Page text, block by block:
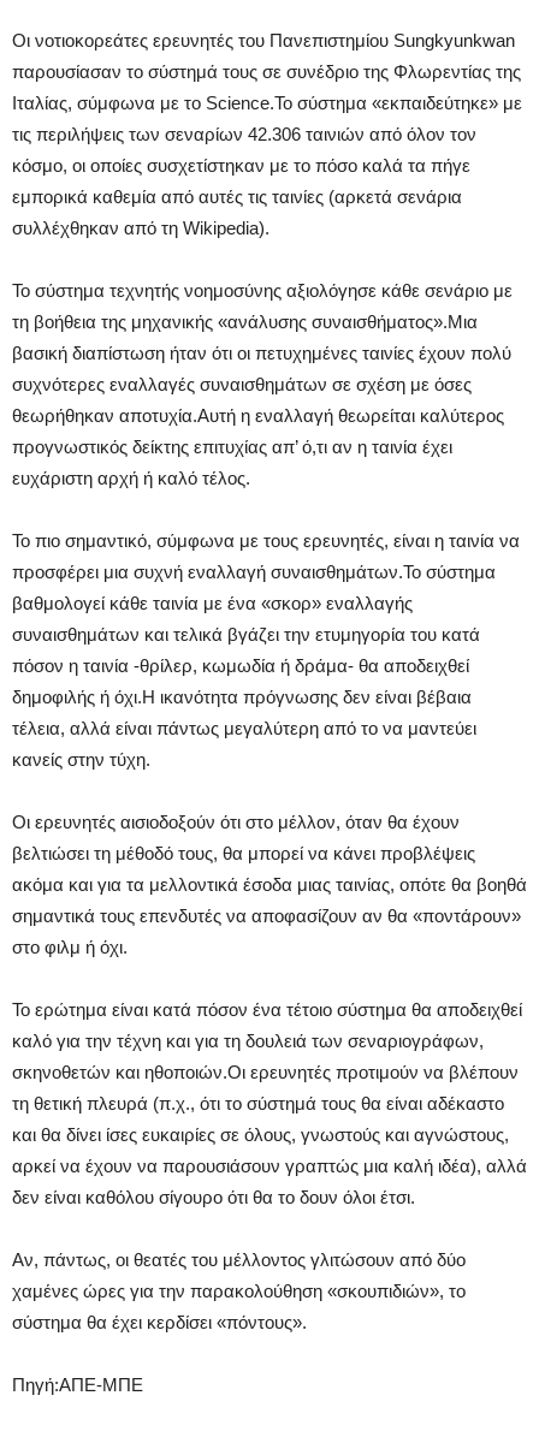
Οι νοτιοκορεάτες ερευνητές του Πανεπιστημίου Sungkyunkwan
παρουσίασαν το σύστημά τους σε συνέδριο της Φλωρεντίας της
Ιταλίας, σύμφωνα με το Science.Το σύστημα «εκπαιδεύτηκε» με
τις περιλήψεις των σεναρίων 42.306 ταινιών από όλον τον
κόσμο, οι οποίες συσχετίστηκαν με το πόσο καλά τα πήγε
εμπορικά καθεμία από αυτές τις ταινίες (αρκετά σενάρια
συλλέχθηκαν από τη Wikipedia).
Το σύστημα τεχνητής νοημοσύνης αξιολόγησε κάθε σενάριο με
τη βοήθεια της μηχανικής «ανάλυσης συναισθήματος».Μια
βασική διαπίστωση ήταν ότι οι πετυχημένες ταινίες έχουν πολύ
συχνότερες εναλλαγές συναισθημάτων σε σχέση με όσες
θεωρήθηκαν αποτυχία.Αυτή η εναλλαγή θεωρείται καλύτερος
προγνωστικός δείκτης επιτυχίας απ’ ό,τι αν η ταινία έχει
ευχάριστη αρχή ή καλό τέλος.
Το πιο σημαντικό, σύμφωνα με τους ερευνητές, είναι η ταινία να
προσφέρει μια συχνή εναλλαγή συναισθημάτων.Το σύστημα
βαθμολογεί κάθε ταινία με ένα «σκορ» εναλλαγής
συναισθημάτων και τελικά βγάζει την ετυμηγορία του κατά
πόσον η ταινία -θρίλερ, κωμωδία ή δράμα- θα αποδειχθεί
δημοφιλής ή όχι.Η ικανότητα πρόγνωσης δεν είναι βέβαια
τέλεια, αλλά είναι πάντως μεγαλύτερη από το να μαντεύει
κανείς στην τύχη.
Οι ερευνητές αισιοδοξούν ότι στο μέλλον, όταν θα έχουν
βελτιώσει τη μέθοδό τους, θα μπορεί να κάνει προβλέψεις
ακόμα και για τα μελλοντικά έσοδα μιας ταινίας, οπότε θα βοηθά
σημαντικά τους επενδυτές να αποφασίζουν αν θα «ποντάρουν»
στο φιλμ ή όχι.
Το ερώτημα είναι κατά πόσον ένα τέτοιο σύστημα θα αποδειχθεί
καλό για την τέχνη και για τη δουλειά των σεναριογράφων,
σκηνοθετών και ηθοποιών.Οι ερευνητές προτιμούν να βλέπουν
τη θετική πλευρά (π.χ., ότι το σύστημά τους θα είναι αδέκαστο
και θα δίνει ίσες ευκαιρίες σε όλους, γνωστούς και αγνώστους,
αρκεί να έχουν να παρουσιάσουν γραπτώς μια καλή ιδέα), αλλά
δεν είναι καθόλου σίγουρο ότι θα το δουν όλοι έτσι.
Αν, πάντως, οι θεατές του μέλλοντος γλιτώσουν από δύο
χαμένες ώρες για την παρακολούθηση «σκουπιδιών», το
σύστημα θα έχει κερδίσει «πόντους».
Πηγή:ΑΠΕ-ΜΠΕ